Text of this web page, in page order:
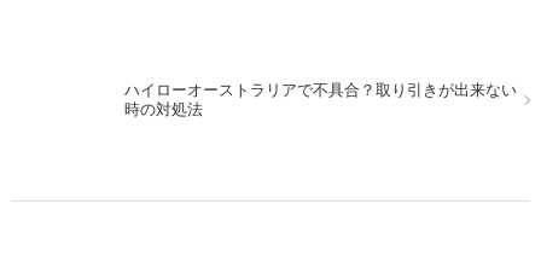
ハイローオーストラリアで不具合？取り引きが出来ない
時の対処法
MACDを使ってハイローオーストラリアで取引。シンプ
ルに行こう！